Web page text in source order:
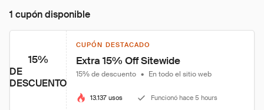
1 cupón disponible
15%
DE
DESCUENTO
CUPÓN DESTACADO
Extra 15% Off Sitewide
15% de descuento • En todo el sitio web
13.137 usos Funcionó hace 5 hours